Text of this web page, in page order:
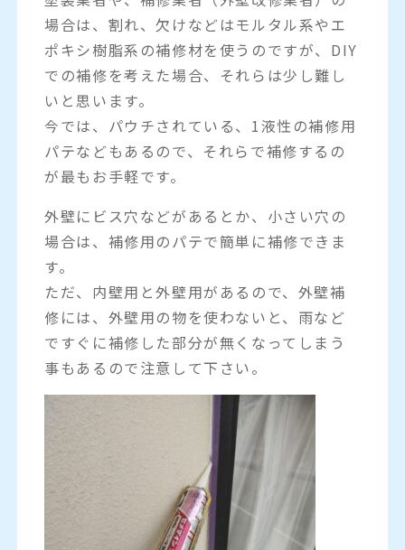
場合は、割れ、欠けなどはモルタル系やエ
ポキシ樹脂系の補修材を使うのですが、DIY
での補修を考えた場合、それらは少し難し
いと思います。
今では、パウチされている、1液性の補修用
パテなどもあるので、それらで補修するの
が最もお手軽です。
外壁にビス穴などがあるとか、小さい穴の
場合は、補修用のパテで簡単に補修できま
す。
ただ、内壁用と外壁用があるので、外壁補
修には、外壁用の物を使わないと、雨など
ですぐに補修した部分が無くなってしまう
事もあるので注意して下さい。